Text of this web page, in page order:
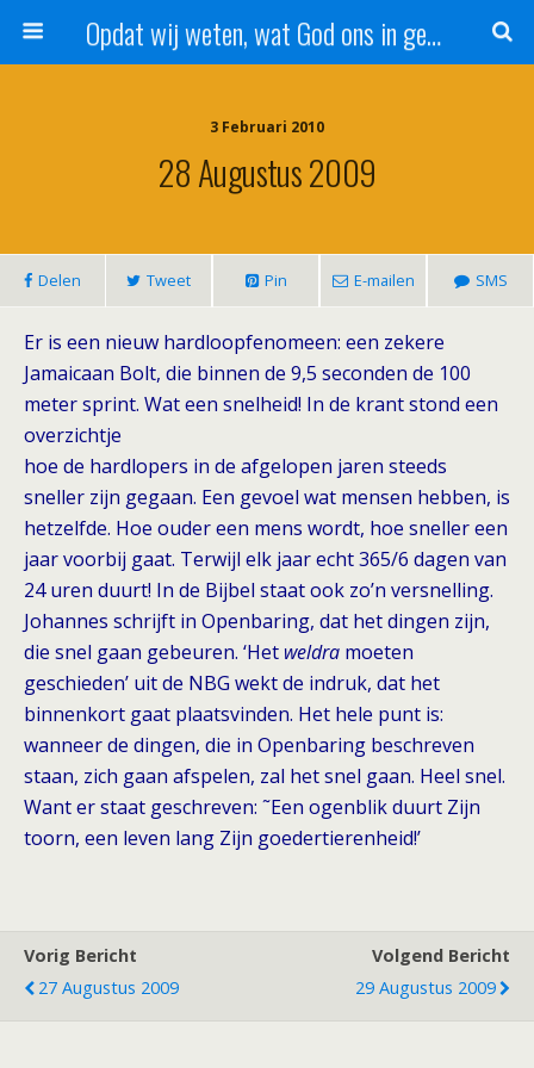
Opdat wij weten, wat God ons in genade schenkt!
3 Februari 2010
28 Augustus 2009
Delen Tweet Pin E-mailen SMS
Er is een nieuw hardloopfenomeen: een zekere
Jamaicaan Bolt, die binnen de 9,5 seconden de 100
meter sprint. Wat een snelheid! In de krant stond een
overzichtje
hoe de hardlopers in de afgelopen jaren steeds
sneller zijn gegaan. Een gevoel wat mensen hebben, is
hetzelfde. Hoe ouder een mens wordt, hoe sneller een
jaar voorbij gaat. Terwijl elk jaar echt 365/6 dagen van
24 uren duurt! In de Bijbel staat ook zo’n versnelling.
Johannes schrijft in Openbaring, dat het dingen zijn,
die snel gaan gebeuren. ‘Het weldra moeten
geschieden’ uit de NBG wekt de indruk, dat het
binnenkort gaat plaatsvinden. Het hele punt is:
wanneer de dingen, die in Openbaring beschreven
staan, zich gaan afspelen, zal het snel gaan. Heel snel.
Want er staat geschreven: ˜Een ogenblik duurt Zijn
toorn, een leven lang Zijn goedertierenheid!’
Vorig Bericht
27 Augustus 2009
Volgend Bericht
29 Augustus 2009